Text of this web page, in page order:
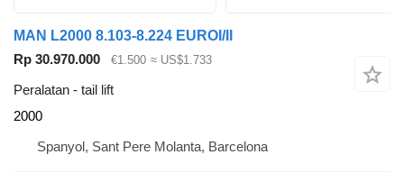
MAN L2000 8.103-8.224 EUROI/II
Rp 30.970.000
€1.500 ≈ US$1.733
Peralatan - tail lift
2000
Spanyol, Sant Pere Molanta, Barcelona